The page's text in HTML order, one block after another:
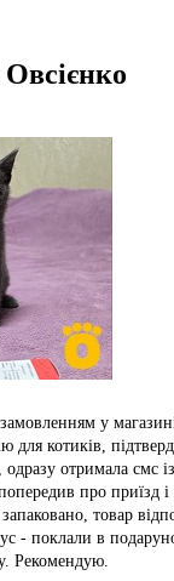
у
для котиків,
отримала смс
про приїзд і
товар
- поклали в
Рекомендую.